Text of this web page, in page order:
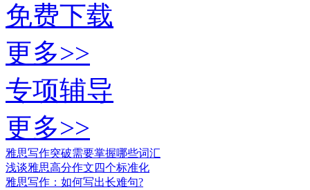
免费下载
更多>>
专项辅导
更多>>
雅思写作突破需要掌握哪些词汇
浅谈雅思高分作文四个标准化
雅思写作：如何写出长难句?